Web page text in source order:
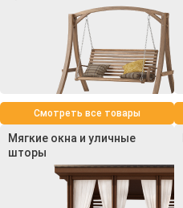
Смотреть все товары
Мягкие окна и уличные
шторы